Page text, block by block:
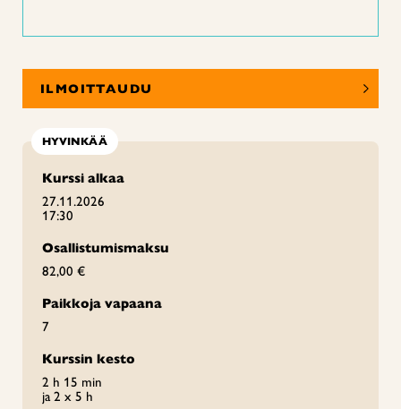
ILMOITTAUDU
HYVINKÄÄ
Kurssi alkaa
27.11.2026
17:30
Osallistumismaksu
82,00 €
Paikkoja vapaana
7
Kurssin kesto
2 h 15 min
ja 2 x 5 h